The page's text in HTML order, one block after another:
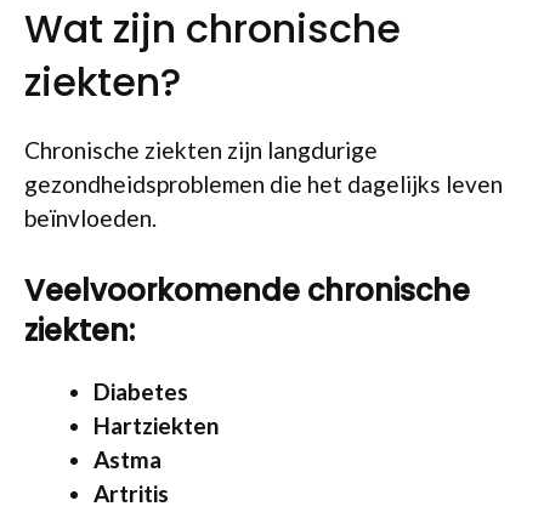
Wat zijn chronische
ziekten?
Chronische ziekten zijn langdurige
gezondheidsproblemen die het dagelijks leven
beïnvloeden.
Veelvoorkomende chronische
ziekten:
Diabetes
Hartziekten
Astma
Artritis